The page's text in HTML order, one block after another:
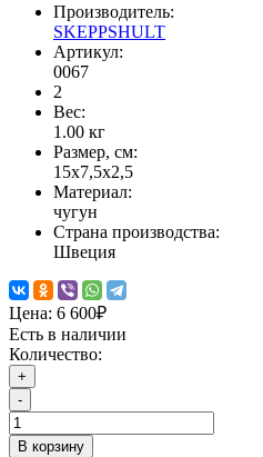
Производитель:
SKEPPSHULT
Артикул:
0067
2
Вес:
1.00 кг
Размер, см:
15x7,5x2,5
Материал:
чугун
Страна производства:
Швеция
Цена: 6 600₽
Есть в наличии
Количество:
+
-
В корзину